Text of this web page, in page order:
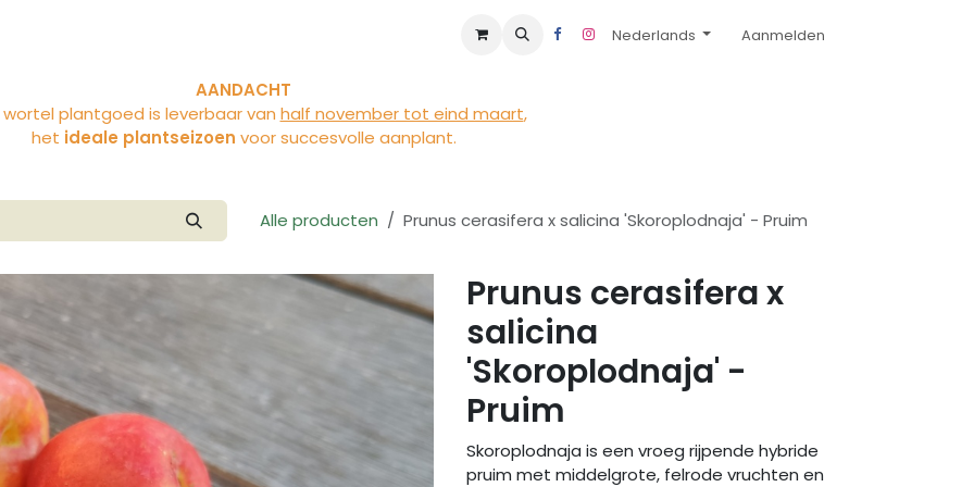
Nederlands Aanmelden
AANDACHT
plantgoed is leverbaar van half november tot eind maart,
het ideale plantseizoen voor succesvolle aanplant.
Alle producten Prunus cerasifera x salicina 'Skoroplodnaja' - Pruim
Prunus cerasifera x
salicina
'Skoroplodnaja' -
Pruim
Skoroplodnaja is een vroeg rijpende hybride
pruim met middelgrote, felrode vruchten en